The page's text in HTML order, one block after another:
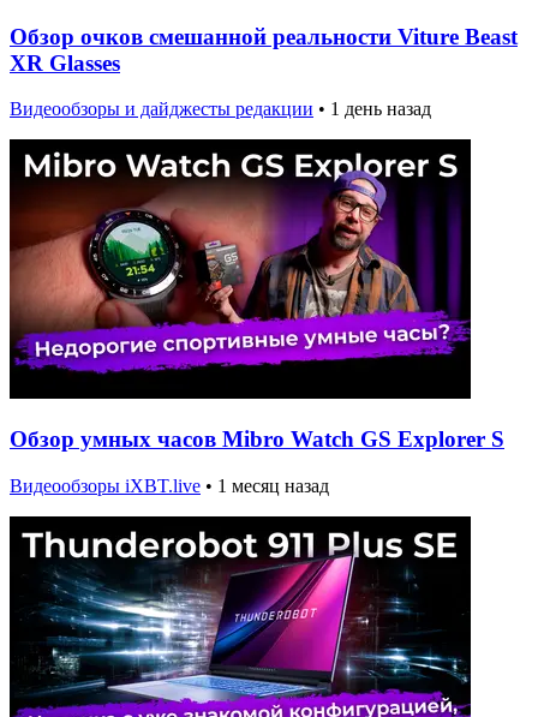
Обзор очков смешанной реальности Viture Beast
XR Glasses
Видеообзоры и дайджесты редакции • 1 день назад
Обзор умных часов Mibro Watch GS Explorer S
Видеообзоры iXBT.live • 1 месяц назад